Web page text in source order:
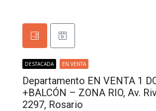
DESTACADA EN VENTA
Departamento EN VENTA 1
+BALCÓN – ZONA RIO, Av.
2297, Rosario